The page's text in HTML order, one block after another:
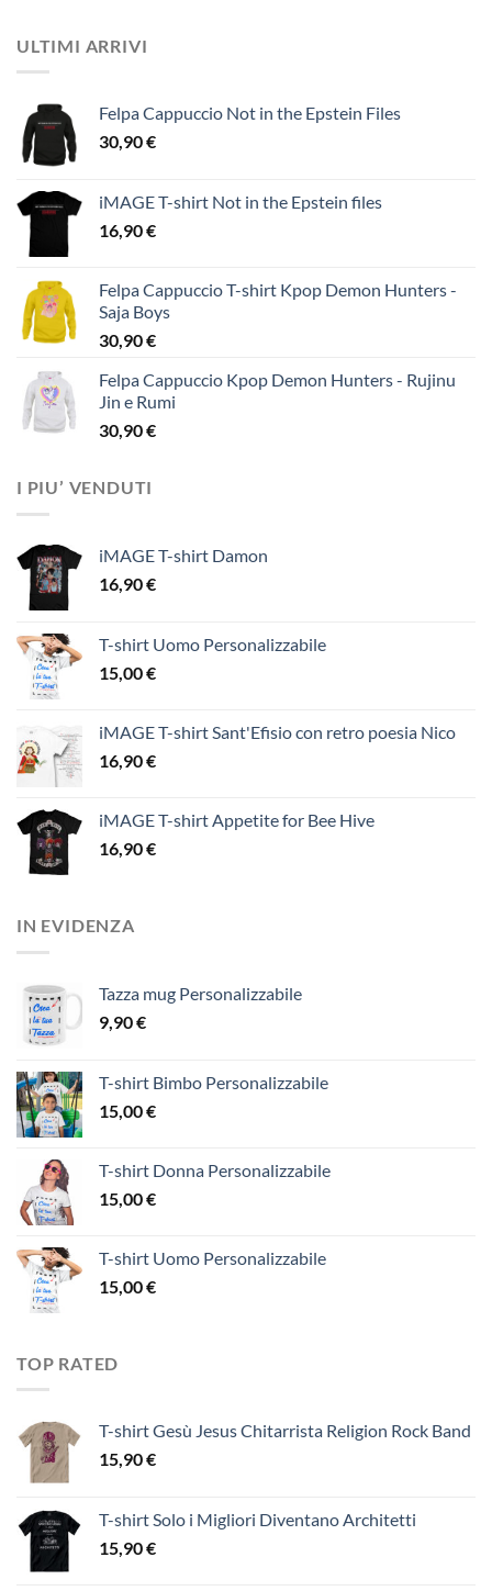
ULTIMI ARRIVI
Felpa Cappuccio Not in the Epstein Files
30,90€
iMAGE T-shirt Not in the Epstein files
16,90€
Felpa Cappuccio T-shirt Kpop Demon Hunters -
Saja Boys
30,90€
Felpa Cappuccio Kpop Demon Hunters - Rujinu
Jin e Rumi
30,90€
I PIU’ VENDUTI
iMAGE T-shirt Damon
16,90€
T-shirt Uomo Personalizzabile
15,00€
iMAGE T-shirt Sant'Efisio con retro poesia Nico
16,90€
iMAGE T-shirt Appetite for Bee Hive
16,90€
IN EVIDENZA
Tazza mug Personalizzabile
9,90€
T-shirt Bimbo Personalizzabile
15,00€
T-shirt Donna Personalizzabile
15,00€
T-shirt Uomo Personalizzabile
15,00€
TOP RATED
T-shirt Gesù Jesus Chitarrista Religion Rock Band
15,90€
T-shirt Solo i Migliori Diventano Architetti
15,90€